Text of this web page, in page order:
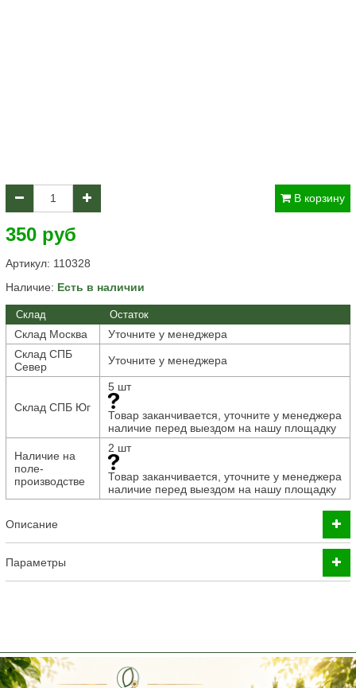
В корзину
350 руб
Артикул: 110328
Наличие: Есть в наличии
Склад Остаток
Склад Москва
Уточните у менеджера
Склад СПБ
Север
Уточните у менеджера
Склад СПБ Юг
5 шт
Товар заканчивается, уточните у менеджера
наличие перед выездом на нашу площадку
Наличие на
поле-
производстве
2 шт
Товар заканчивается, уточните у менеджера
наличие перед выездом на нашу площадку
Описание
Параметры